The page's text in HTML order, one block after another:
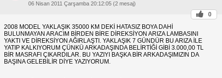
06 Nisan 2011 Çarşamba 20:12:05 (2 mesaj)
0
2008 MODEL YAKLAŞIK 35000 KM DEKİ HATASIZ BOYA DAHİ
BULUNMAYAN ARACIM BİRDEN BİRE DİREKSİYON ARIZA LAMBASINI
YAKTI VE DİREKSİYON AĞIRLAŞTI. YAKLAŞIK 7 GÜNDÜR BU ARIZA İLE
YATIP KALKIYORUM ÇÜNKÜ ARKADAŞINDA BELİRTİĞİ GİBİ 3.000,00 TL
BİR MASRAFI ÇIKARDILAR. BU YAZIYI BAŞKA BİR ARKADAŞIMIZIN DA
BAŞINA GELEBİLİR DİYE YAZIYORUM.